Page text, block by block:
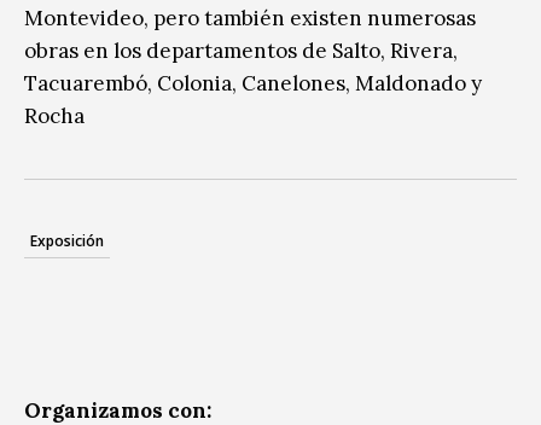
Montevideo, pero también existen numerosas
obras en los departamentos de Salto, Rivera,
Tacuarembó, Colonia, Canelones, Maldonado y
Rocha
Exposición
Organizamos con: